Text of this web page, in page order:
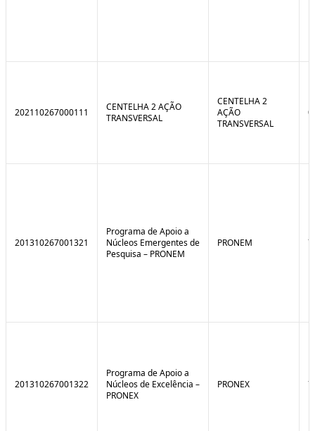
202110267000111
CENTELHA 2 AÇÃO
TRANSVERSAL
CENTELHA 2
AÇÃO
TRANSVERSAL
201310267001321
Programa de Apoio a
Núcleos Emergentes de
Pesquisa – PRONEM
PRONEM
201310267001322
Programa de Apoio a
Núcleos de Excelência –
PRONEX
PRONEX